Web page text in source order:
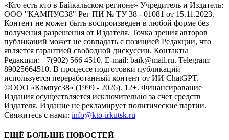
«Кто есть кто в Байкальском регионе» Учредитель и Издатель:
ООО "КАМПУС38" Рег ПИ № ТУ 38 - 01081 от 15.11.2023.
Контент не может быть воспроизведен в любой форме без
получения разрешения от Издателя. Точка зрения авторов
публикаций может не совпадать с позицией Редакции, что
является гарантией свободной дискуссии. Контакты
Редакции: +7(902) 566 4510. E-mail: baik@mail.ru. Telegram:
89025664510. В процессе подготовки публикаций
используется переработанный контент от ИИ ChatGPT.
©ООО «Кампус38» (1999 - 2026). 12+. Финансирование
Издания осуществляется исключительно за счет средств
Издателя. Издание не рекламирует политические партии.
Свяжитесь с нами: info@kto-irkutsk.ru
ЕЩЁ БОЛЬШЕ НОВОСТЕЙ